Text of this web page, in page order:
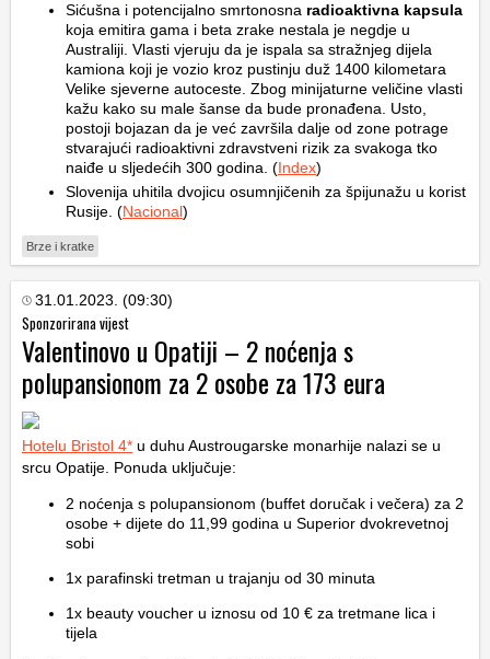
Sićušna i potencijalno smrtonosna radioaktivna kapsula
koja emitira gama i beta zrake nestala je negdje u
Australiji. Vlasti vjeruju da je ispala sa stražnjeg dijela
kamiona koji je vozio kroz pustinju duž 1400 kilometara
Velike sjeverne autoceste. Zbog minijaturne veličine vlasti
kažu kako su male šanse da bude pronađena. Usto,
postoji bojazan da je već završila dalje od zone potrage
stvarajući radioaktivni zdravstveni rizik za svakoga tko
naiđe u sljedećih 300 godina. (Index)
Slovenija uhitila dvojicu osumnjičenih za špijunažu u korist
Rusije. (Nacional)
Brze i kratke
31.01.2023. (09:30)
Sponzorirana vijest
Valentinovo u Opatiji – 2 noćenja s
polupansionom za 2 osobe za 173 eura
Hotelu Bristol 4* u duhu Austrougarske monarhije nalazi se u
srcu Opatije. Ponuda uključuje:
2 noćenja s polupansionom (buffet doručak i večera) za 2
osobe + dijete do 11,99 godina u Superior dvokrevetnoj
sobi
1x parafinski tretman u trajanju od 30 minuta
1x beauty voucher u iznosu od 10 € za tretmane lica i
tijela